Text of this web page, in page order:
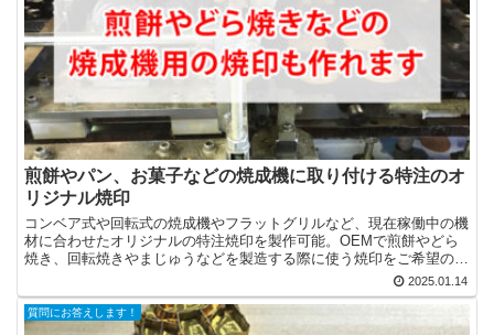
煎餅やパン、お菓子などの焼成機に取り付ける特注のオ
リジナル焼印
コンベア式や回転式の焼成機やフラットグリルなど、現在稼働中の機
材に合わせたオリジナルの特注焼印を製作可能。OEMで煎餅やどら
焼き、回転焼きやまじゅうなどを製造する際に使う焼印をご希望の仕
様や形状で短納期で製作させていただきます。焼成機用の焼印製作に
ついては一度ご相談ください。
2025.01.14
質問にお答えします！